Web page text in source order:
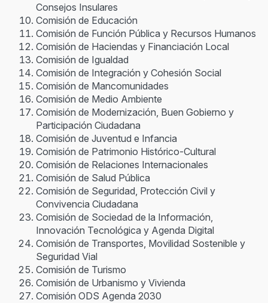
Consejos Insulares
Comisión de Educación
Comisión de Función Pública y Recursos Humanos
Comisión de Haciendas y Financiación Local
Comisión de Igualdad
Comisión de Integración y Cohesión Social
Comisión de Mancomunidades
Comisión de Medio Ambiente
Comisión de Modernización, Buen Gobierno y
Participación Ciudadana
Comisión de Juventud e Infancia
Comisión de Patrimonio Histórico-Cultural
Comisión de Relaciones Internacionales
Comisión de Salud Pública
Comisión de Seguridad, Protección Civil y
Convivencia Ciudadana
Comisión de Sociedad de la Información,
Innovación Tecnológica y Agenda Digital
Comisión de Transportes, Movilidad Sostenible y
Seguridad Vial
Comisión de Turismo
Comisión de Urbanismo y Vivienda
Comisión ODS Agenda 2030